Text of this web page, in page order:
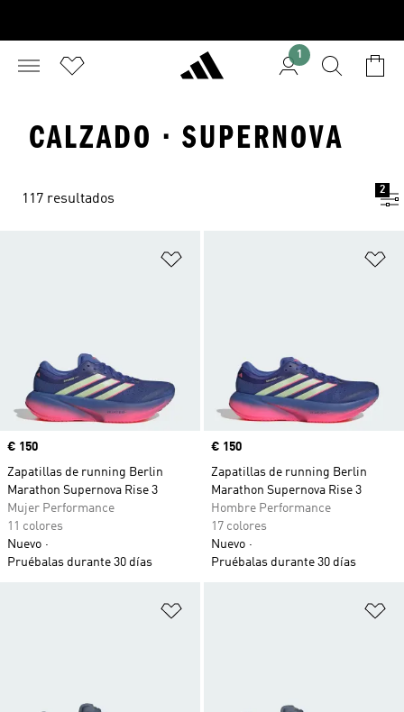
1
CALZADO · SUPERNOVA
117 resultados
2
Precio
€ 150
Zapatillas de running Berlin
Marathon Supernova Rise 3
Mujer Performance
11 colores
Nuevo
Pruébalas durante 30 días
Precio
€ 150
Zapatillas de running Berlin
Marathon Supernova Rise 3
Hombre Performance
17 colores
Nuevo
Pruébalas durante 30 días